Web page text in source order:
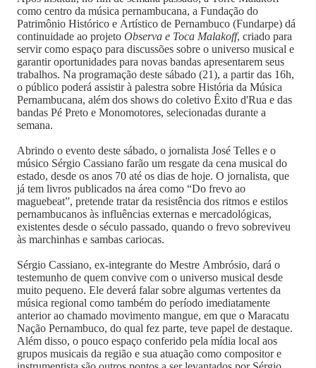
como centro da música pernambucana, a Fundação do
Patrimônio Histórico e Artístico de Pernambuco (Fundarpe) dá
continuidade ao projeto Observa e Toca Malakoff, criado para
servir como espaço para discussões sobre o universo musical e
garantir oportunidades para novas bandas apresentarem seus
trabalhos. Na programação deste sábado (21), a partir das 16h,
o público poderá assistir à palestra sobre História da Música
Pernambucana, além dos shows do coletivo Êxito d'Rua e das
bandas Pé Preto e Monomotores, selecionadas durante a
semana.
Abrindo o evento deste sábado, o jornalista José Telles e o
músico Sérgio Cassiano farão um resgate da cena musical do
estado, desde os anos 70 até os dias de hoje. O jornalista, que
já tem livros publicados na área como “Do frevo ao
maguebeat”, pretende tratar da resistência dos ritmos e estilos
pernambucanos às influências externas e mercadológicas,
existentes desde o século passado, quando o frevo sobreviveu
às marchinhas e sambas cariocas.
Sérgio Cassiano, ex-integrante do Mestre Ambrósio, dará o
testemunho de quem convive com o universo musical desde
muito pequeno. Ele deverá falar sobre algumas vertentes da
música regional como também do período imediatamente
anterior ao chamado movimento mangue, em que o Maracatu
Nação Pernambuco, do qual fez parte, teve papel de destaque.
Além disso, o pouco espaço conferido pela mídia local aos
grupos musicais da região e sua atuação como compositor e